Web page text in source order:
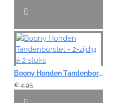
Boony Honden Tandenborstel - 2-zijdig á 2 stuks
€ 4,95